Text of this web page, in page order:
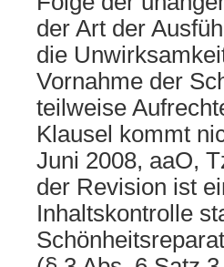
der Art der
die
Vornahme der
teilweise
Klausel kommt
Juni 2008, aaO,
der Revision ist
Inhaltskontrolle